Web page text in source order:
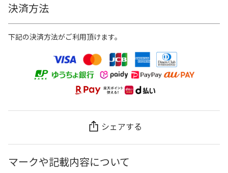
決済方法
下記の決済方法がご利用頂けます。
シェアする
マークや記載内容について